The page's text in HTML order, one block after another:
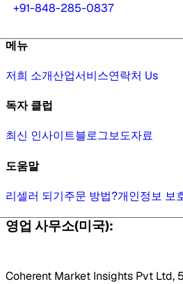
+91-848-285-0837
메뉴
저희 소개산업서비스연락처 Us
독자 클럽
최신 인사이트블로그보도자료
도움말
리셀러 되기주문 방법?개인정보 보
영업 사무소(미국):
Coherent Market Insights Pvt Ltd,